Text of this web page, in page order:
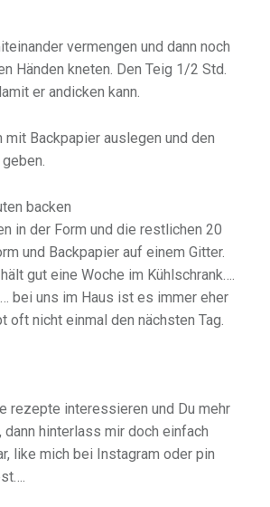
vermengen und dann noch
Händen kneten. Den Teig 1/2 Std.
er andicken kann.
mit Backpapier auslegen und den
backen
in der Form und die restlichen 20
und Backpapier auf einem Gitter.
gut eine Woche im Kühlschrank….
bei uns im Haus ist es immer eher
oft nicht einmal den nächsten Tag.
rezepte interessieren und Du mehr
hinterlass mir doch einfach
like mich bei Instagram oder pin